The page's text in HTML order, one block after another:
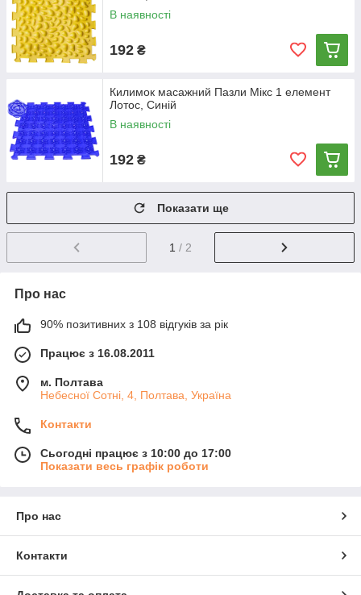
В наявності
192 ₴
Килимок масажний Пазли Мікс 1 елемент
Лотос, Синій
В наявності
192 ₴
Показати ще
1 / 2
Про нас
90% позитивних з 108 відгуків за рік
Працює з 16.08.2011
м. Полтава
Небесної Сотні, 4, Полтава, Україна
Контакти
Сьогодні працює з 10:00 до 17:00
Показати весь графік роботи
Про нас
Контакти